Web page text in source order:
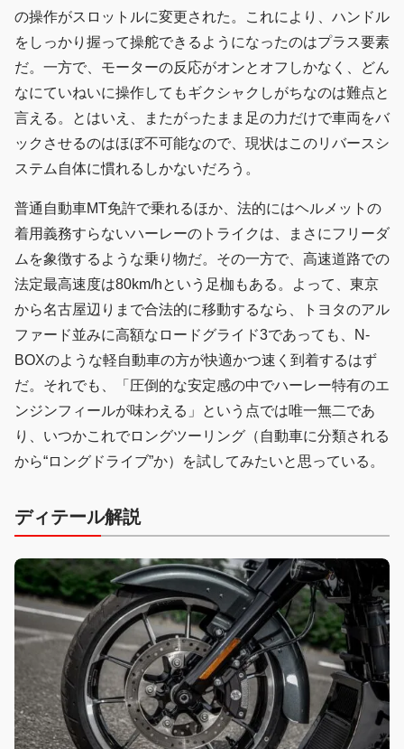
の操作がスロットルに変更された。これにより、ハンドル
をしっかり握って操舵できるようになったのはプラス要素
だ。一方で、モーターの反応がオンとオフしかなく、どん
なにていねいに操作してもギクシャクしがちなのは難点と
言える。とはいえ、またがったまま足の力だけで車両をバ
ックさせるのはほぼ不可能なので、現状はこのリバースシ
ステム自体に慣れるしかないだろう。
普通自動車MT免許で乗れるほか、法的にはヘルメットの
着用義務すらないハーレーのトライクは、まさにフリーダ
ムを象徴するような乗り物だ。その一方で、高速道路での
法定最高速度は80km/hという足枷もある。よって、東京
から名古屋辺りまで合法的に移動するなら、トヨタのアル
ファード並みに高額なロードグライド3であっても、N-
BOXのような軽自動車の方が快適かつ速く到着するはず
だ。それでも、「圧倒的な安定感の中でハーレー特有のエ
ンジンフィールが味わえる」という点では唯一無二であ
り、いつかこれでロングツーリング（自動車に分類される
から“ロングドライブ”か）を試してみたいと思っている。
ディテール解説